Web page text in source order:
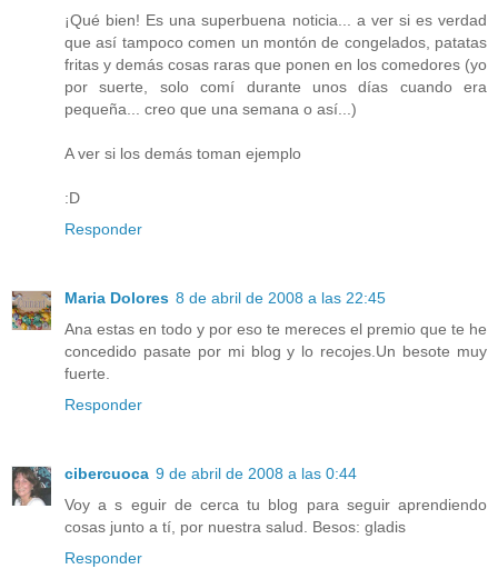
¡Qué bien! Es una superbuena noticia... a ver si es verdad
que así tampoco comen un montón de congelados, patatas
fritas y demás cosas raras que ponen en los comedores (yo
por suerte, solo comí durante unos días cuando era
pequeña... creo que una semana o así...)
A ver si los demás toman ejemplo
:D
Responder
Maria Dolores 8 de abril de 2008 a las 22:45
Ana estas en todo y por eso te mereces el premio que te he
concedido pasate por mi blog y lo recojes.Un besote muy
fuerte.
Responder
cibercuoca 9 de abril de 2008 a las 0:44
Voy a s eguir de cerca tu blog para seguir aprendiendo
cosas junto a tí, por nuestra salud. Besos: gladis
Responder